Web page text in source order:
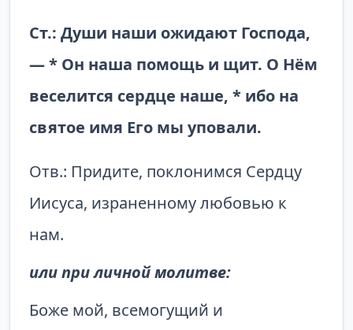
Ст.: Души наши ожидают Господа,
— * Он наша помощь и щит. О Нём
веселится сердце наше, * ибо на
святое имя Его мы уповали.
Отв.: Придите, поклонимся Сердцу
Иисуса, израненному любовью к
нам.
или при личной молитве:
Боже мой, всемогущий и